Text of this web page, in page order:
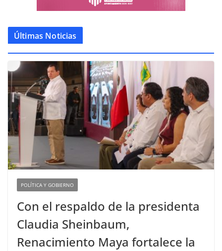
Últimas Noticias
POLÍTICA Y GOBIERNO
Con el respaldo de la presidenta
Claudia Sheinbaum,
Renacimiento Maya fortalece la